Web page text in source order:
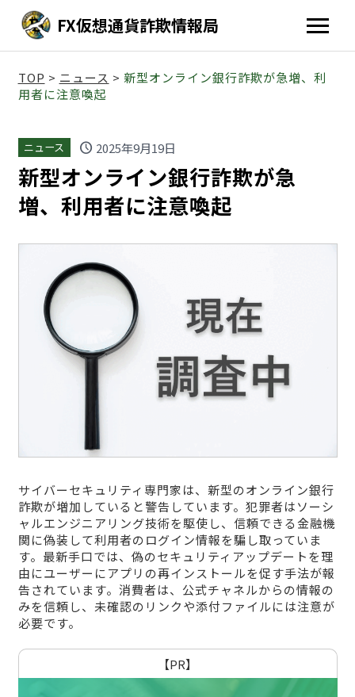
FX仮想通貨詐欺情報局
TOP > ニュース > 新型オンライン銀行詐欺が急増、利
用者に注意喚起
ニュース schedule 2025年9月19日
新型オンライン銀行詐欺が急
増、利用者に注意喚起
サイバーセキュリティ専門家は、新型のオンライン銀行
詐欺が増加していると警告しています。犯罪者はソーシ
ャルエンジニアリング技術を駆使し、信頼できる金融機
関に偽装して利用者のログイン情報を騙し取っていま
す。最新手口では、偽のセキュリティアップデートを理
由にユーザーにアプリの再インストールを促す手法が報
告されています。消費者は、公式チャネルからの情報の
みを信頼し、未確認のリンクや添付ファイルには注意が
必要です。
【PR】